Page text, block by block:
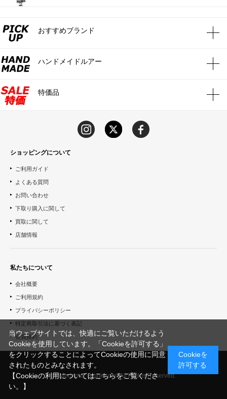
おすすめブランド
ハンドメイドルアー
特価品
ショッピングについて
ご利用ガイド
よくある質問
お問い合わせ
下取り購入に関して
買取に関して
店舗情報
私たちについて
会社概要
ご利用規約
プライバシーポリシー
特定商取引法に基づく表記
会員規約
© "Morinoie_Brook.com" All Rights Reserved.
当ウェブサイトでは、快適にご覧いただけるよう
Cookieを使用しています。「Cookieを許可する」
をクリックすることによってCookieの使用に同意
されたものとみなされます。
【Cookieの利用についてはこちらをご覧くださ
い。】
Cookieを
許可する